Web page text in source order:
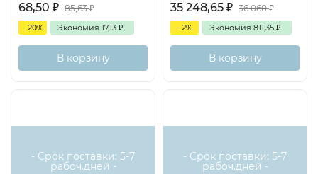
68,50 ₽ 85,63₽
- 20% Экономия 17,13 ₽
В корзину
35 248,65 ₽ 36 060₽
- 2% Экономия 811,35 ₽
В корзину
- Срок поставки: 5-7
рабоч.дней -
- Срок поставки: 5-7
рабоч.дней -